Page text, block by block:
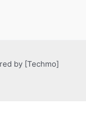
by [Techmo]